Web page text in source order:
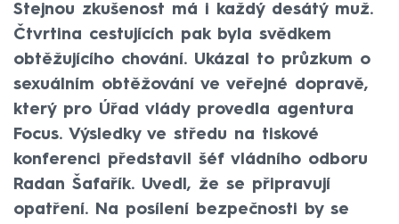
Stejnou zkušenost má i každý desátý muž.
Čtvrtina cestujících pak byla svědkem
obtěžujícího chování. Ukázal to průzkum o
sexuálním obtěžování ve veřejné dopravě,
který pro Úřad vlády provedla agentura
Focus. Výsledky ve středu na tiskové
konferenci představil šéf vládního odboru
Radan Šafařík. Uvedl, že se připravují
opatření. Na posílení bezpečnosti by se